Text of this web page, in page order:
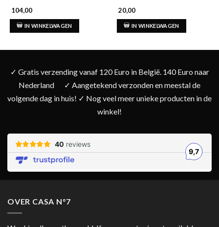
104,00
IN WINKELWAGEN
20,00
IN WINKELWAGEN
✓ Gratis verzending vanaf 120 Euro in België. 140 Euro naar
Nederland
✓ Aangetekend verzonden en meestal de
volgende dag in huis! ✓ Nog veel meer unieke producten in de
winkel!
OVER CASA N°7